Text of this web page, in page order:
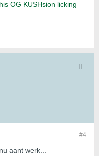
OG KUSHsion licking
#4
aant werk...